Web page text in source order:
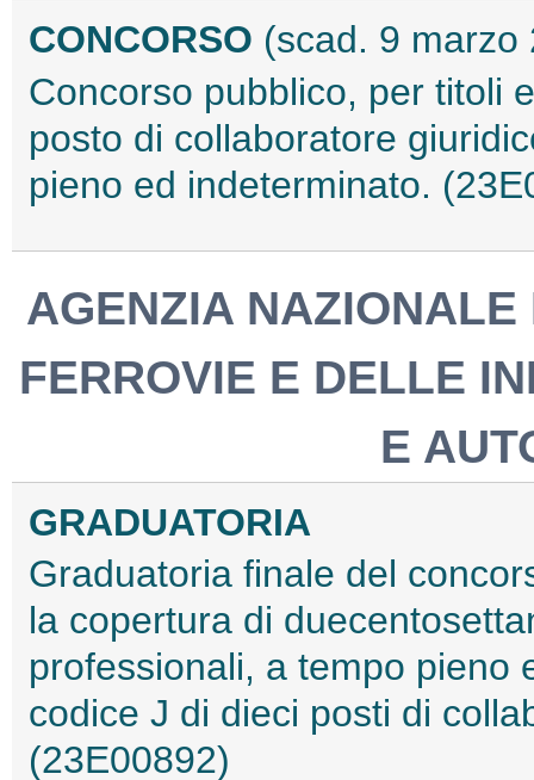
CONCORSO (scad. 9 marzo
Concorso pubblico, per titoli
posto di collaboratore
pieno ed indeterminato.
AGENZIA
FERROVIE E DELLE
E
GRADUATORIA
Graduatoria finale del
la copertura di
professionali, a tempo pieno
codice J di dieci posti di
(23E00892)